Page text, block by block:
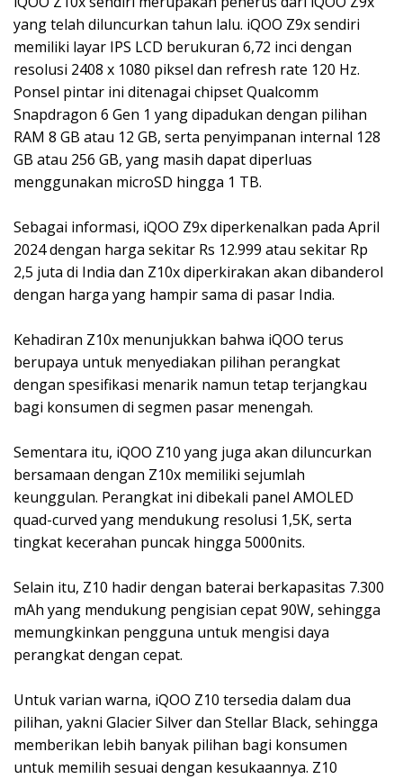
yang telah diluncurkan tahun lalu. iQOO Z9x sendiri
memiliki layar IPS LCD berukuran 6,72 inci dengan
resolusi 2408 x 1080 piksel dan refresh rate 120 Hz.
Ponsel pintar ini ditenagai chipset Qualcomm
Snapdragon 6 Gen 1 yang dipadukan dengan pilihan
RAM 8 GB atau 12 GB, serta penyimpanan internal 128
GB atau 256 GB, yang masih dapat diperluas
menggunakan microSD hingga 1 TB.
Sebagai informasi, iQOO Z9x diperkenalkan pada April
2024 dengan harga sekitar Rs 12.999 atau sekitar Rp
2,5 juta di India dan Z10x diperkirakan akan dibanderol
dengan harga yang hampir sama di pasar India.
Kehadiran Z10x menunjukkan bahwa iQOO terus
berupaya untuk menyediakan pilihan perangkat
dengan spesifikasi menarik namun tetap terjangkau
bagi konsumen di segmen pasar menengah.
Sementara itu, iQOO Z10 yang juga akan diluncurkan
bersamaan dengan Z10x memiliki sejumlah
keunggulan. Perangkat ini dibekali panel AMOLED
quad-curved yang mendukung resolusi 1,5K, serta
tingkat kecerahan puncak hingga 5000nits.
Selain itu, Z10 hadir dengan baterai berkapasitas 7.300
mAh yang mendukung pengisian cepat 90W, sehingga
memungkinkan pengguna untuk mengisi daya
perangkat dengan cepat.
Untuk varian warna, iQOO Z10 tersedia dalam dua
pilihan, yakni Glacier Silver dan Stellar Black, sehingga
memberikan lebih banyak pilihan bagi konsumen
untuk memilih sesuai dengan kesukaannya. Z10